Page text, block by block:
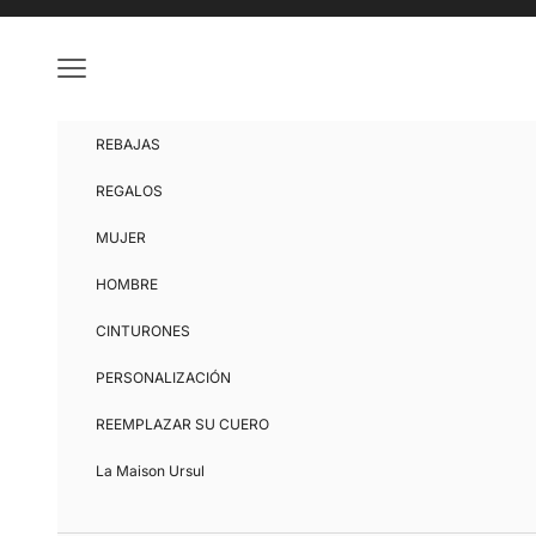
Menú
REBAJAS
REGALOS
MUJER
HOMBRE
CINTURONES
PERSONALIZACIÓN
REEMPLAZAR SU CUERO
La Maison Ursul